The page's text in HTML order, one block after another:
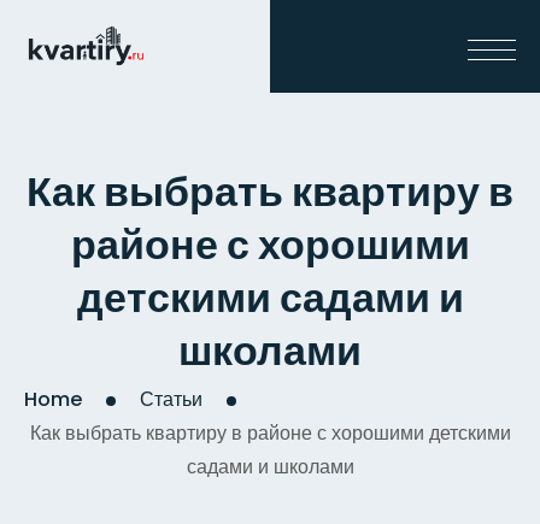
Как выбрать квартиру в
районе с хорошими
детскими садами и
школами
Home
Статьи
Как выбрать квартиру в районе с хорошими детскими
садами и школами